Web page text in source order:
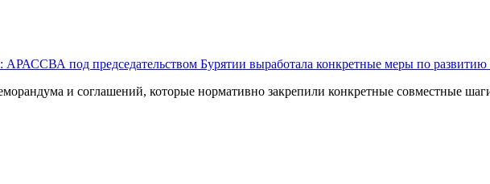
АРАССВА под председательством Бурятии выработала конкретные меры по
и соглашений, которые нормативно закрепили конкретные совместные